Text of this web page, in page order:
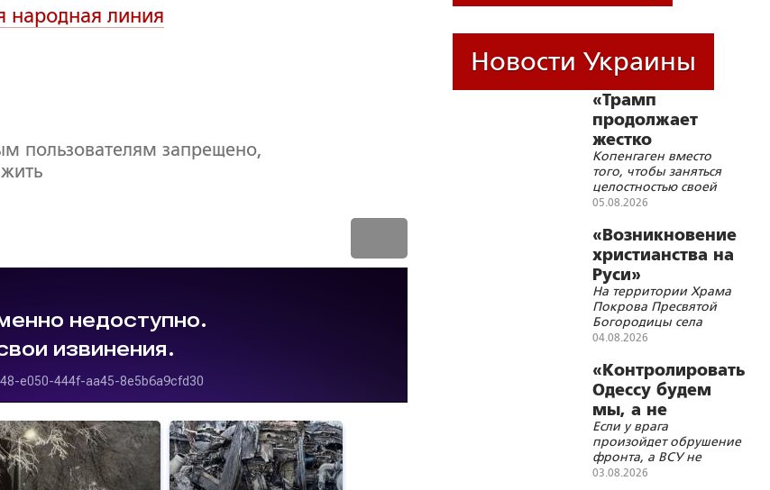
народная линия
пользователям запрещено,
Белоруссии и
Украины
Новости Украины
«Трамп
продолжает
жестко
троллить
Данию»
Копенгаген вместо
того, чтобы заняться
целостностью своей
страны, с головой
украинскую трясину
05.08.2026
«Возникновение
христианства на
Руси»
На территории Храма
Покрова Пресвятой
Богородицы села
Покровка Ивнянского
области состоялась
просветительская
лекция для беженцев с
территории Украины
04.08.2026
«Контролировать
Одессу будем
мы, а не
Британия»
Если у врага
произойдет обрушение
фронта, а ВСУ не
успеют оборудовать
03.08.2026